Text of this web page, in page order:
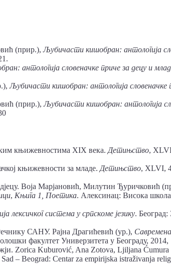
(прир.),Љубичасти кишобран: антологија
антологија словеначке приче за децу и
Љубичасти кишобран: антологија словеначке
(прир.),Љубичасти кишобран: антологија
књижевностима XIX века. Детињство,
књижевности за младе. Детињство, XLVI,
Воја Марјановић, Милутин Ђуричковић
, Књига 1, Поетика. Алексинац: Висока
лексичког система у српскоме језику. Београд:
САНУ. Рајна Драгићевић (ур.), Савремена
факултет Универзитета у Београду, 2014,
Zorica Kuburović, Ana Zotova, Ljiljana
– Beograd: Centar za empirijska istraživanja